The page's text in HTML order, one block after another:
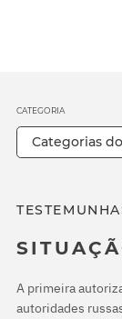
A primeira
autoridades
CATEGORIA
Categorias